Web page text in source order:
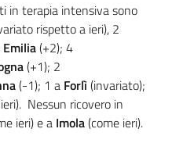
in terapia intensiva sono
rispetto a ieri), 2
Emilia(+2); 4
(+1); 2
(-1); 1 a Forlì(invariato);
Nessun ricovero in
ieri) e a Imola(come ieri).